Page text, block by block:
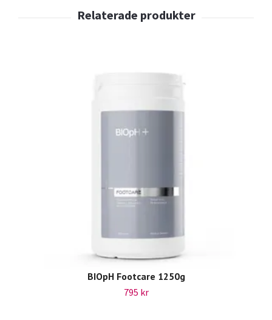
BIOpH Footcare 1250g
795 kr